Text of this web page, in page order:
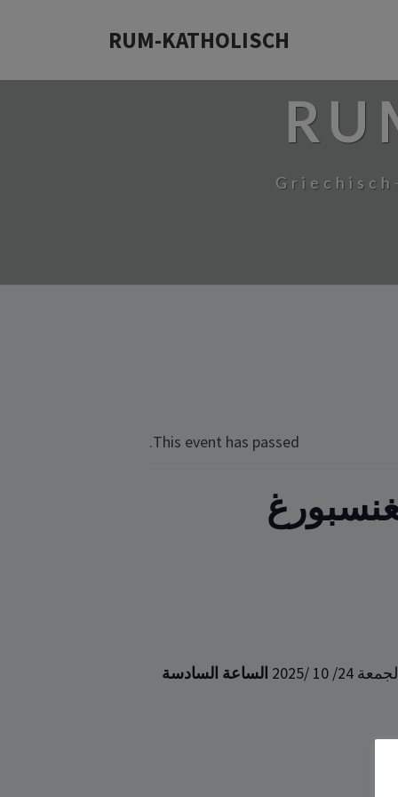
RUM-KATHOLISCH
This event has passed.
/2025
الساعة السادسة